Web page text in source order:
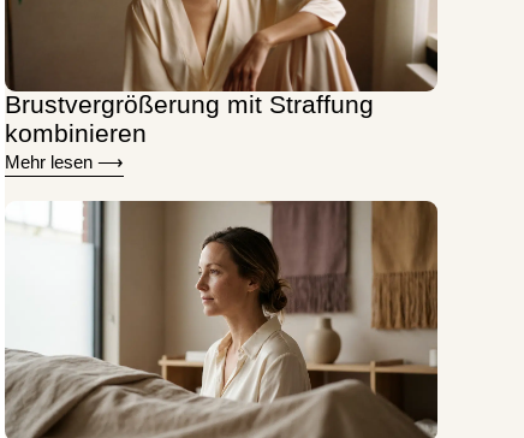
Brustvergrößerung mit Straffung
kombinieren
Mehr lesen ⟶